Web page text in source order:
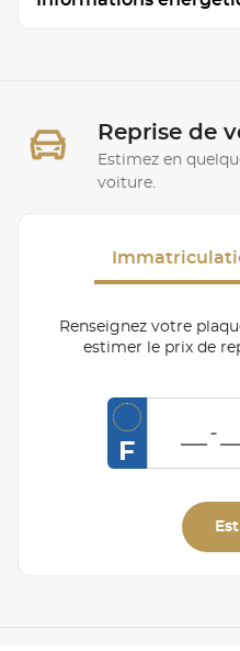
Reprise de
Estimez en
voiture.
Renseignez votre
estimer le prix de
F